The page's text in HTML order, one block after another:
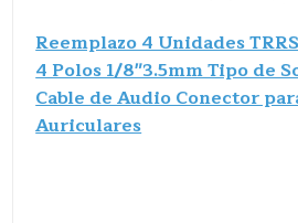
Reemplazo 4 Unidades
4 Polos 1/8"3.5mm Tipo de
Cable de Audio Conector
Auriculares